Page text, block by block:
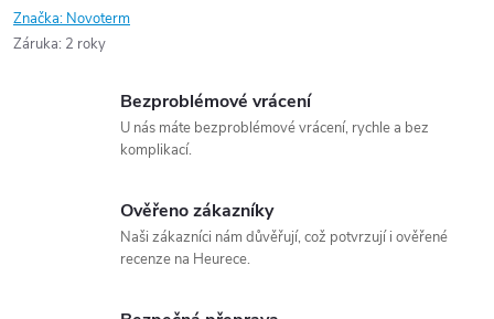
Značka: Novoterm
Záruka: 2 roky
Bezproblémové vrácení
U nás máte bezproblémové vrácení, rychle a bez
komplikací.
Ověřeno zákazníky
Naši zákazníci nám důvěřují, což potvrzují i ověřené
recenze na Heurece.